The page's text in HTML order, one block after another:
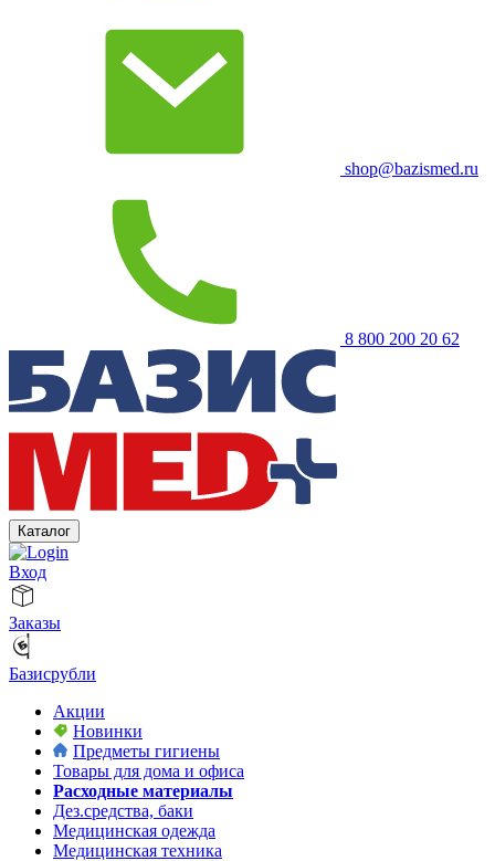
shop@bazismed.ru
8 800 200 20 62
Каталог
Вход
Заказы
Базисрубли
Акции
Новинки
Предметы гигиены
Товары для дома и офиса
Расходные материалы
Дез.средства, баки
Медицинская одежда
Медицинская техника